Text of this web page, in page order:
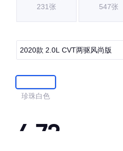
231张 547张
2020款 2.0L CVT两驱风尚版
珍珠白色
4.72